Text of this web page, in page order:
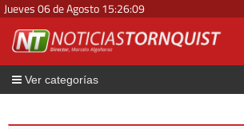
Jueves 06 de Agosto15:26:10
Ver categorías